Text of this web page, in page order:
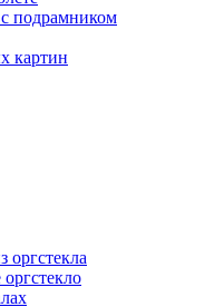
с подрамником
картин
оргстекла